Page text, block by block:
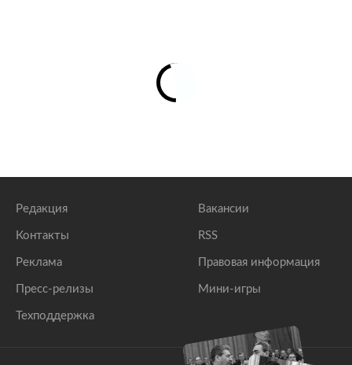
Редакция
Контакты
Реклама
Пресс-релизы
Техподдержка
Вакансии
RSS
Правовая информация
Мини-игры